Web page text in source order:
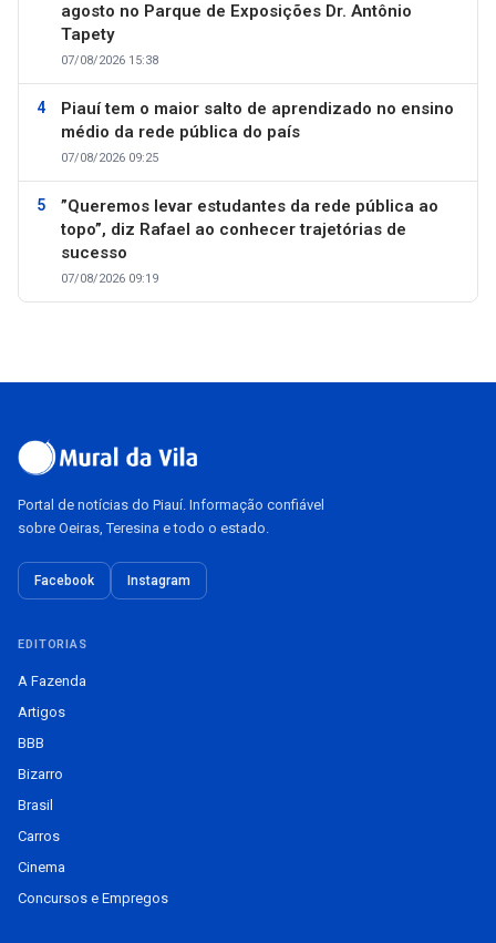
agosto no Parque de Exposições Dr. Antônio
Tapety
07/08/2026 15:38
Piauí tem o maior salto de aprendizado no ensino
médio da rede pública do país
07/08/2026 09:25
”Queremos levar estudantes da rede pública ao
topo”, diz Rafael ao conhecer trajetórias de
sucesso
07/08/2026 09:19
Portal de notícias do Piauí. Informação confiável
sobre Oeiras, Teresina e todo o estado.
Facebook Instagram
EDITORIAS
A Fazenda
Artigos
BBB
Bizarro
Brasil
Carros
Cinema
Concursos e Empregos